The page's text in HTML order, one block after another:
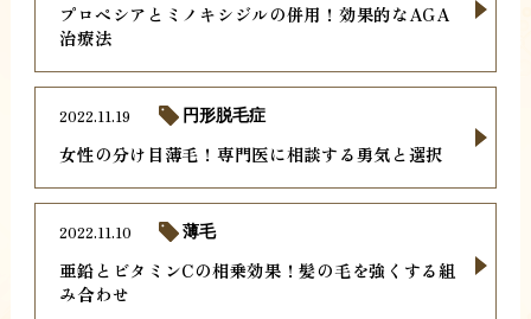
プロペシアとミノキシジルの併用！効果的なAGA
治療法
女性の分け目薄毛！専門医に相談する勇気と選択
2022.11.19 円形脱毛症
亜鉛とビタミンCの相乗効果！髪の毛を強くする組
み合わせ
2022.11.10 薄毛